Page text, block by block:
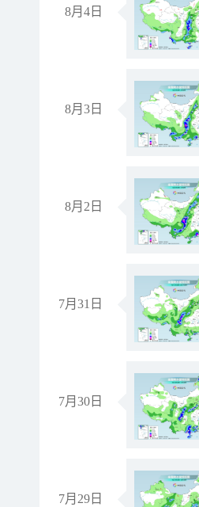
8月4日
8月3日
8月2日
7月31日
7月30日
7月29日